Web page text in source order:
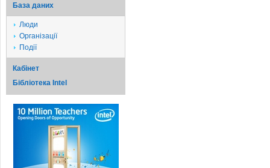
База даних
Люди
Організації
Події
Кабінет
Бібліотека Intel